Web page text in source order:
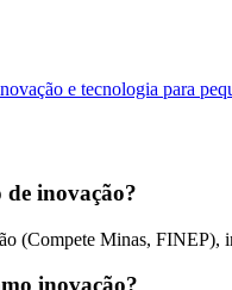
e tecnologia para
inovação?
(Compete Minas,